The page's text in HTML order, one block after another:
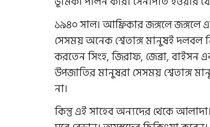
১৯৪০ সাল। আফ্রিকার জঙ্গলে জঙ্গলে
সেসময় অনেক শ্বেতাঙ্গ মানুষই দলবল
করতেন সিংহ, জিরাফ, জেব্রা,
উপজাতির মানুষরা সেসময় শ্বেতাঙ্গ
না।
কিন্তু এই সাহেব অন্যদের থেকে